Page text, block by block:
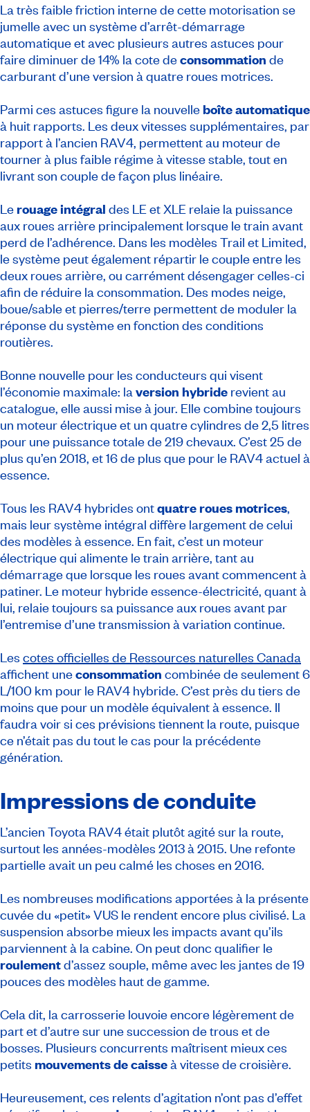
La très faible friction interne de cette motorisation se
jumelle avec un système d’arrêt-démarrage
automatique et avec plusieurs autres astuces pour
faire diminuer de 14% la cote deconsommation de
carburant d’une version à quatre roues motrices.
Parmi ces astuces figure la nouvelle boîte automatique
à huit rapports. Les deux vitesses supplémentaires, par
rapport à l’ancien RAV4, permettent au moteur de
tourner à plus faible régime à vitesse stable, tout en
livrant son couple de façon plus linéaire.
Le rouage intégral des LE et XLE relaie la puissance
aux roues arrière principalement lorsque le train avant
perd de l’adhérence. Dans les modèles Trail et Limited,
le système peut également répartir le couple entre les
deux roues arrière, ou carrément désengager celles-ci
afin de réduire la consommation. Des modes neige,
boue/sable et pierres/terre permettent de moduler la
réponse du système en fonction des conditions
routières.
Bonne nouvelle pour les conducteurs qui visent
l’économie maximale: laversion hybride revient au
catalogue, elle aussi mise à jour. Elle combine toujours
un moteur électrique et un quatre cylindres de 2,5 litres
pour une puissance totale de 219 chevaux. C’est 25 de
plus qu’en 2018, et 16 de plus que pour le RAV4 actuel à
essence.
Tous les RAV4 hybrides ontquatre roues motrices,
mais leur système intégral diffère largement de celui
des modèles à essence. En fait, c’est un moteur
électrique qui alimente le train arrière, tant au
démarrage que lorsque les roues avant commencent à
patiner. Le moteur hybride essence-électricité, quant à
lui, relaie toujours sa puissance aux roues avant par
l’entremise d’une transmission à variation continue.
Les cotes officielles de Ressources naturelles Canada
affichent uneconsommation combinée de seulement 6
L/100 km pour le RAV4 hybride. C’est près du tiers de
moins que pour un modèle équivalent à essence. Il
faudra voir si ces prévisions tiennent la route, puisque
ce n’était pas du tout le cas pour la précédente
génération.
Impressions de conduite
L’ancien Toyota RAV4 était plutôt agité sur la route,
surtout les années-modèles 2013 à 2015. Une refonte
partielle avait un peu calmé les choses en 2016.
Les nombreuses modifications apportées à la présente
cuvée du «petit» VUS le rendent encore plus civilisé. La
suspension absorbe mieux les impacts avant qu’ils
parviennent à la cabine. On peut donc qualifier le
roulementd’assez souple, même avec les jantes de 19
pouces des modèles haut de gamme.
Cela dit, la carrosserie louvoie encore légèrement de
part et d’autre sur une succession de trous et de
bosses. Plusieurs concurrents maîtrisent mieux ces
petits mouvements de caisseà vitesse de croisière.
Heureusement, ces relents d’agitation n’ont pas d’effet